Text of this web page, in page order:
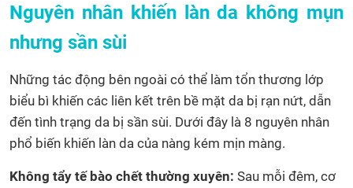
Nguyên nhân khiến làn da không mụn
nhưng sần sùi
Những tác động bên ngoài có thể làm tổn thương lớp
biểu bì khiến các liên kết trên bề mặt da bị rạn nứt, dẫn
đến tình trạng da bị sần sùi. Dưới đây là 8 nguyên nhân
phổ biến khiến làn da của nàng kém mịn màng.
Không tẩy tế bào chết thường xuyên: Sau mỗi đêm, cơ